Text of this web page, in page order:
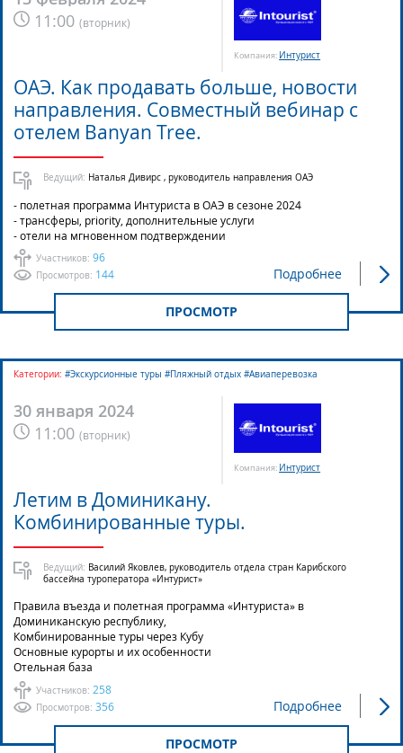
11:00 (вторник)
Компания: Интурист
Участников: 96
Просмотров: 144
ОАЭ. Как продавать больше, новости
направления. Совместный вебинар с
отелем Banyan Tree.
Ведущий: Наталья Дивирс , руководитель направления ОАЭ
- полетная программа Интуриста в ОАЭ в сезоне 2024
- трансферы, priority, дополнительные услуги
- отели на мгновенном подтверждении
Подробнее
ПРОСМОТР
30 января 2024
11:00 (вторник)
Компания: Интурист
Участников: 258
Просмотров: 356
Категории: #Экскурсионные туры #Пляжный отдых #Авиаперевозка
Летим в Доминикану.
Комбинированные туры.
Ведущий: Василий Яковлев, руководитель отдела стран Карибского
бассейна туроператора «Интурист»
Правила въезда и полетная программа «Интуриста» в
Доминиканскую республику,
Комбинированные туры через Кубу
Основные курорты и их особенности
Отельная база
Подробнее
ПРОСМОТР